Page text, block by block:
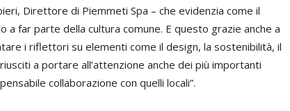
Direttore di Piemmeti Spa – che evidenzia come il
a far parte della cultura comune. E questo grazie anche a
i riflettori su elementi come il design, la sostenibilità, il
a portare all’attenzione anche dei più importanti
collaborazione con quelli locali”.